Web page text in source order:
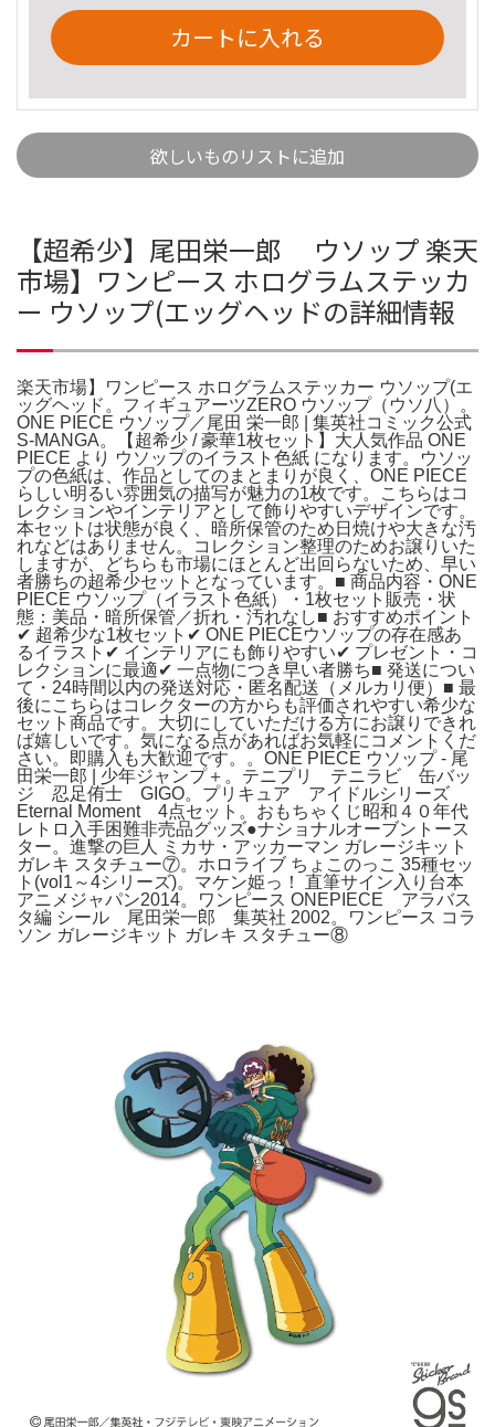
カートに入れる
欲しいものリストに追加
【超希少】尾田栄一郎 ウソップ 楽天
市場】ワンピース ホログラムステッカ
ー ウソップ(エッグヘッドの詳細情報
楽天市場】ワンピース ホログラムステッカー ウソップ(エ
ッグヘッド。フィギュアーツZERO ウソップ（ウソ八）。
ONE PIECE ウソップ／尾田 栄一郎 | 集英社コミック公式
S-MANGA。【超希少 / 豪華1枚セット】大人気作品 ONE
PIECE より ウソップのイラスト色紙 になります。ウソッ
プの色紙は、作品としてのまとまりが良く、ONE PIECE
らしい明るい雰囲気の描写が魅力の1枚です。こちらはコ
レクションやインテリアとして飾りやすいデザインです。
本セットは状態が良く、暗所保管のため日焼けや大きな汚
れなどはありません。コレクション整理のためお譲りいた
しますが、どちらも市場にほとんど出回らないため、早い
者勝ちの超希少セットとなっています。■ 商品内容・ONE
PIECE ウソップ（イラスト色紙）・1枚セット販売・状
態：美品・暗所保管／折れ・汚れなし■ おすすめポイント
✔ 超希少な1枚セット✔ ONE PIECEウソップの存在感あ
るイラスト✔ インテリアにも飾りやすい✔ プレゼント・コ
レクションに最適✔ 一点物につき早い者勝ち■ 発送につい
て・24時間以内の発送対応・匿名配送（メルカリ便）■ 最
後にこちらはコレクターの方からも評価されやすい希少な
セット商品です。大切にしていただける方にお譲りできれ
ば嬉しいです。気になる点があればお気軽にコメントくだ
さい。即購入も大歓迎です。。ONE PIECE ウソップ - 尾
田栄一郎 | 少年ジャンプ＋。テニプリ テニラビ 缶バッ
ジ 忍足侑士 GIGO。プリキュア アイドルシリーズ
Eternal Moment 4点セット。おもちゃくじ昭和４０年代
レトロ入手困難非売品グッズ●ナショナルオーブントース
ター。進撃の巨人 ミカサ・アッカーマン ガレージキット
ガレキ スタチュー⑦。ホロライブ ちょこのっこ 35種セッ
ト(vol1～4シリーズ)。マケン姫っ！ 直筆サイン入り台本
アニメジャパン2014。ワンピース ONEPIECE アラバス
タ編 シール 尾田栄一郎 集英社 2002。ワンピース コラ
ソン ガレージキット ガレキ スタチュー⑧